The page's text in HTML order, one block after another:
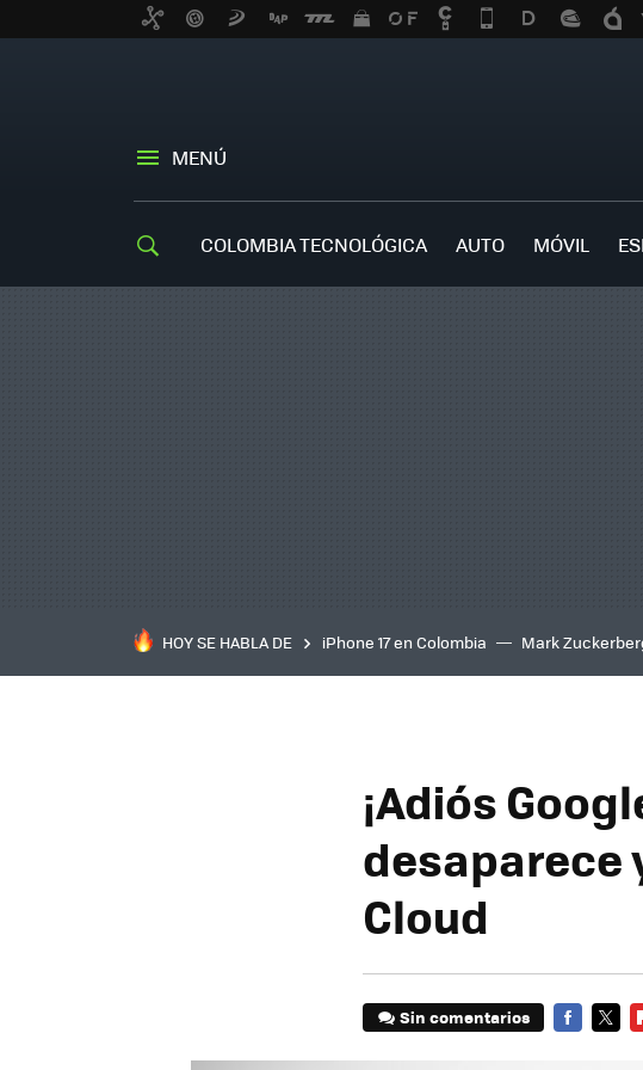
MENÚ
COLOMBIA TECNOLÓGICA AUTO MÓVIL
HOY SE HABLA DE iPhone 17 en Colombia Mark
inteligente
IA TCL C8K
¡Adiós
desaparece
Cloud
Sin comentarios